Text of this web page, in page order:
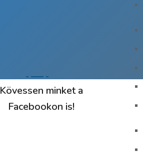
Kövessen minket a
Facebookon is!